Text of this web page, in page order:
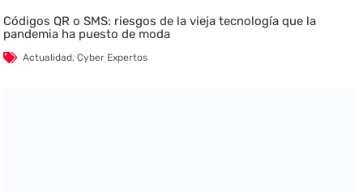
Códigos QR o SMS: riesgos de la vieja tecnología que la
pandemia ha puesto de moda
Actualidad,Cyber Expertos